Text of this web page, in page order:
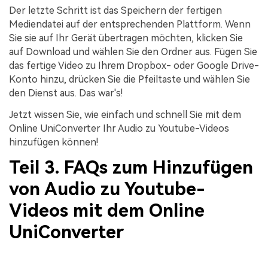
Der letzte Schritt ist das Speichern der fertigen
Mediendatei auf der entsprechenden Plattform. Wenn
Sie sie auf Ihr Gerät übertragen möchten, klicken Sie
auf Download und wählen Sie den Ordner aus. Fügen Sie
das fertige Video zu Ihrem Dropbox- oder Google Drive-
Konto hinzu, drücken Sie die Pfeiltaste und wählen Sie
den Dienst aus. Das war's!
Jetzt wissen Sie, wie einfach und schnell Sie mit dem
Online UniConverter Ihr Audio zu Youtube-Videos
hinzufügen können!
Teil 3. FAQs zum Hinzufügen
von Audio zu Youtube-
Videos mit dem Online
UniConverter